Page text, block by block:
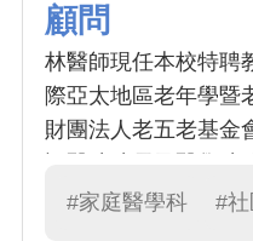
顧問
林醫師現任本校特聘
際亞太地區老年學暨
財團法人老五老基金
醫學會理事長，及老
#家庭醫學科 #